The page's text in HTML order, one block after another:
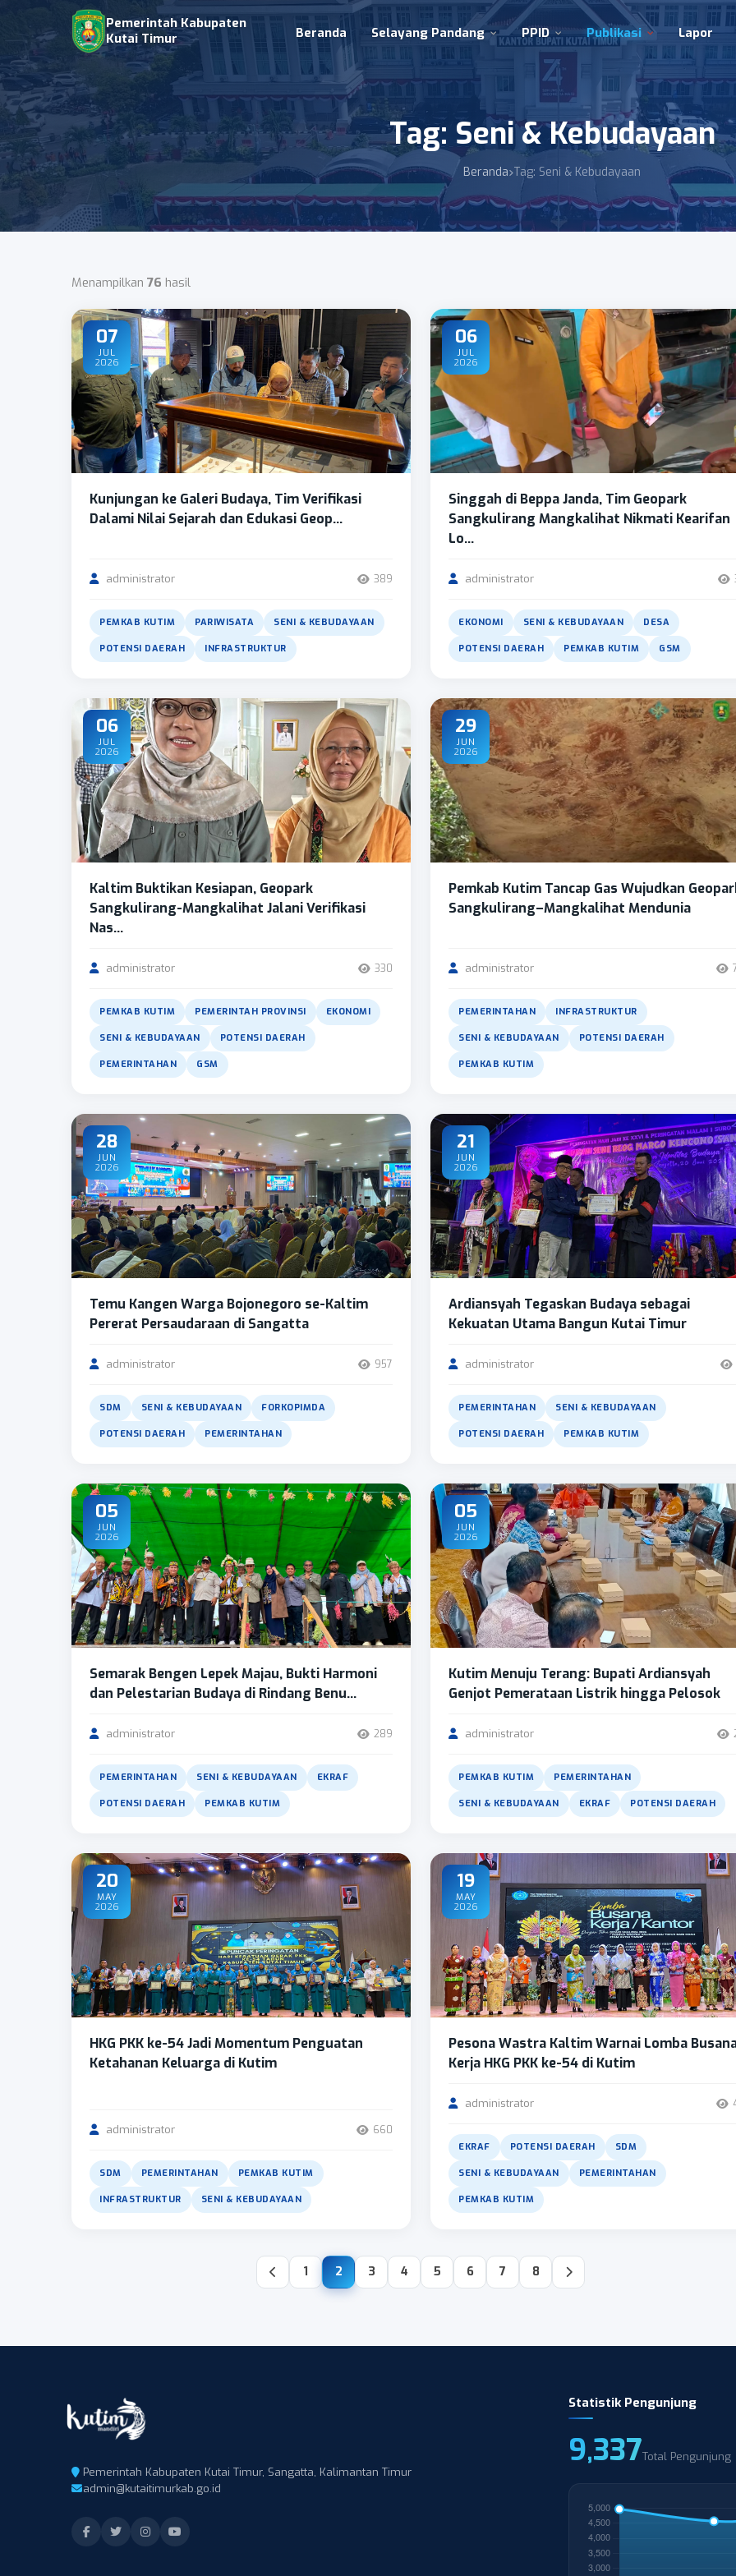
Pemerintah Kabupaten
Kutai Timur
Beranda Selayang Pandang PPID Publikasi Lapor
Tag: Seni & Kebudayaan
Beranda Tag: Seni & Kebudayaan
Menampilkan 76 hasil
07
JUL
2026
Kunjungan ke Galeri Budaya, Tim Verifikasi
Dalami Nilai Sejarah dan Edukasi Geop...
administrator 389
PEMKAB KUTIM PARIWISATA SENI & KEBUDAYAAN
POTENSI DAERAH INFRASTRUKTUR
06
JUL
2026
Singgah di Beppa Janda, Tim Geopark
Sangkulirang Mangkalihat Nikmati Kearifan
Lo...
administrator
EKONOMI SENI & KEBUDAYAAN DESA
POTENSI DAERAH PEMKAB KUTIM GSM
06
JUL
2026
Kaltim Buktikan Kesiapan, Geopark
Sangkulirang-Mangkalihat Jalani Verifikasi
Nas...
administrator 330
PEMKAB KUTIM PEMERINTAH PROVINSI EKONOMI
SENI & KEBUDAYAAN POTENSI DAERAH
PEMERINTAHAN GSM
29
JUN
2026
Pemkab Kutim Tancap Gas Wujudkan
Sangkulirang–Mangkalihat Mendunia
administrator
PEMERINTAHAN INFRASTRUKTUR
SENI & KEBUDAYAAN POTENSI DAERAH
PEMKAB KUTIM
28
JUN
2026
Temu Kangen Warga Bojonegoro se-Kaltim
Pererat Persaudaraan di Sangatta
administrator 957
SDM SENI & KEBUDAYAAN FORKOPIMDA
POTENSI DAERAH PEMERINTAHAN
21
JUN
2026
Ardiansyah Tegaskan Budaya sebagai
Kekuatan Utama Bangun Kutai Timur
administrator
PEMERINTAHAN SENI & KEBUDAYAAN
POTENSI DAERAH PEMKAB KUTIM
05
JUN
2026
Semarak Bengen Lepek Majau, Bukti Harmoni
dan Pelestarian Budaya di Rindang Benu...
administrator 289
PEMERINTAHAN SENI & KEBUDAYAAN EKRAF
POTENSI DAERAH PEMKAB KUTIM
05
JUN
2026
Kutim Menuju Terang: Bupati Ardiansyah
Genjot Pemerataan Listrik hingga Pelosok
administrator
PEMKAB KUTIM PEMERINTAHAN
SENI & KEBUDAYAAN EKRAF POTENSI DAERAH
20
MAY
2026
HKG PKK ke-54 Jadi Momentum Penguatan
Ketahanan Keluarga di Kutim
administrator 660
SDM PEMERINTAHAN PEMKAB KUTIM
INFRASTRUKTUR SENI & KEBUDAYAAN
19
MAY
2026
Pesona Wastra Kaltim Warnai Lomba
Kerja HKG PKK ke-54 di Kutim
administrator
EKRAF POTENSI DAERAH SDM
SENI & KEBUDAYAAN PEMERINTAHAN
PEMKAB KUTIM
1 2 3 4 5 6 7 8
Pemerintah Kabupaten Kutai Timur, Sangatta, Kalimantan Timur
admin@kutaitimurkab.go.id
Statistik Pengunjung
9,337Total Pengunjung